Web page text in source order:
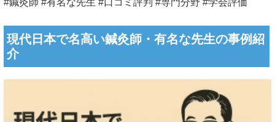
#鍼灸師 #有名な先生 #口コミ評判 #専門分野 #学会評価
現代日本で名高い鍼灸師・有名な先生の事例紹
介